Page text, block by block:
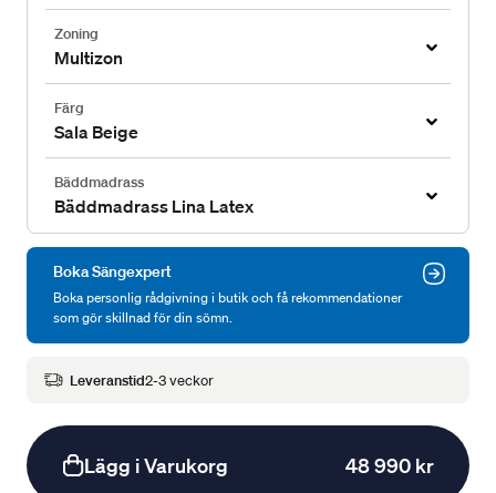
Zoning
Multizon
Färg
Sala Beige
Bäddmadrass
Bäddmadrass Lina Latex
Boka Sängexpert
Boka personlig rådgivning i butik och få rekommendationer
som gör skillnad för din sömn.
Leveranstid2-3 veckor
Lägg i Varukorg 48 990 kr